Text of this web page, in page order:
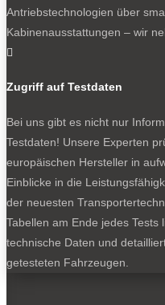
Antriebstechnologien über
Kabinenausstattungen – wir

Zugriff auf Testdaten
Bei uns gibt es nicht nur
Testdaten! Unsere Experten
europäischen Hersteller in
Einblicke in die
der neuesten
Tabellen am Ende jedes
technische Daten und
getesteten Fahrzeugen.